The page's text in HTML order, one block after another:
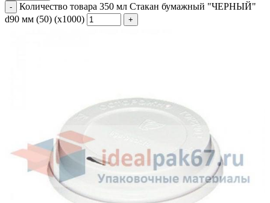
Количество товара 350 мл Стакан бумажный "ЧЕРНЫЙ"
d90 мм (50) (х1000)